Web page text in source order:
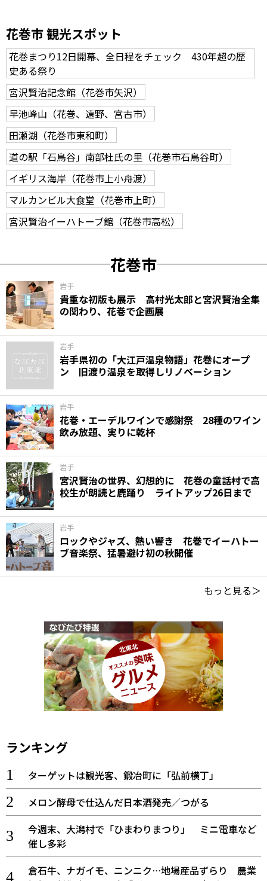
花巻市 観光スポット
花巻まつり12日開幕、全日程をチェック 430年超の歴
史ある祭り
宮沢賢治記念館（花巻市矢沢）
早池峰山（花巻、遠野、宮古市）
田瀬湖（花巻市東和町）
道の駅「石鳥谷」南部杜氏の里（花巻市石鳥谷町）
イギリス海岸（花巻市上小舟渡）
マルカンビル大食堂（花巻市上町）
宮沢賢治イーハトーブ館（花巻市高松）
花巻市
岩手
貴重な初版も展示 高村光太郎と宮沢賢治全集
の関わり、花巻で企画展
岩手
岩手県初の「大江戸温泉物語」花巻にオープ
ン 旧渡り温泉を取得しリノベーション
岩手
花巻・エーデルワインで感謝祭 28種のワイン
飲み放題、実りに乾杯
岩手
宮沢賢治の世界、幻想的に 花巻の童話村で高
校生が朗読と鹿踊り ライトアップ26日まで
岩手
ロックやジャズ、熱い響き 花巻でイーハトー
ブ音楽祭、猛暑避け初の秋開催
もっと見る＞
ランキング
ターゲットは観光客、鍛冶町に「弘前横丁」
メロン酵母で仕込んだ日本酒発売／つがる
今週末、大潟村で「ひまわりまつり」 ミニ電車など
催し多彩
倉石牛、ナガイモ、ニンニク…地場産品ずらり 農業